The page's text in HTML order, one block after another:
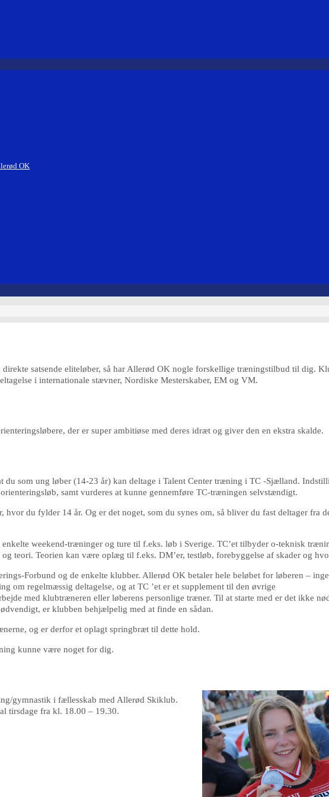
OK
satsende eliteløber, så har Allerød OK nogle forskellige træningstilbud til dig.
i internationale stævner, Nordiske Mesterskaber, EM og VM.
der er super ambitiøse med deres idræt og giver den en ekstra skalde.
som ung løber (14-23 år) kan deltage i Talent Center træning i TC -Sjælland.
samt vurderes at kunne gennemføre TC-træningen selvstændigt.
du fylder 14 år. Og er det noget, som du synes om, så bliver du fast deltager fra
weekend-træninger og ture til f.eks. løb i Sverige. TC’et tilbyder o-teknisk
teori. Teorien kan være oplæg til f.eks. DM’er, testløb, forebyggelse af skader og
Forbund og de enkelte klubber. Allerød OK betaler hele beløbet for løberen –
om regelmæssig deltagelse, og at TC ’et er et supplement til den øvrige
med klubtræneren eller løberens personlige træner. Til at starte med er det ikke
er klubben behjælpelig med at finde en sådan.
og er derfor et oplagt springbræt til dette hold.
kunne være noget for dig.
gymnastik i fællesskab med Allerød Skiklub.
tirsdage fra kl. 18.00 – 19.30.